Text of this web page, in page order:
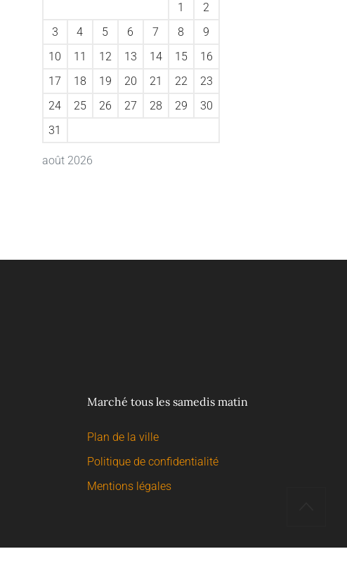
août 2026
1
2
3
4 5 6 7 8
9
10
11 12 13 14 15
16
17
18 19 20 21 22
23
24
25 26 27 28 29
30
31
Marché tous les samedis matin
Plan de la ville
Politique de confidentialité
Mentions légales